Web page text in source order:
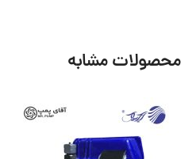
محصولات مشابه